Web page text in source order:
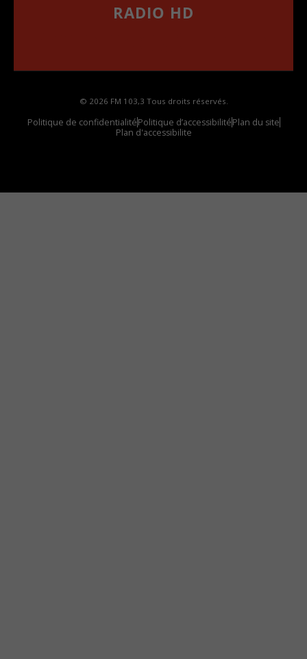
RADIO HD
© 2026 FM 103,3 Tous droits réservés.
Politique de confidentialitéPolitique d’accessibilitéPlan du site
Plan d'accessibilite